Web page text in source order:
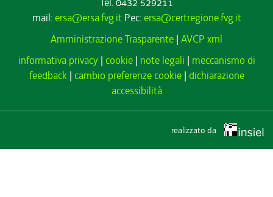
mail: ersa@ersa.fvg.it Pec: ersa@certregione.fvg.it
Amministrazione Trasparente | AVCP xml
informativa privacy | cookie | note legali | meccanismo di
feedback | cambio preferenze cookie | dichiarazione
accessibilità
realizzato da